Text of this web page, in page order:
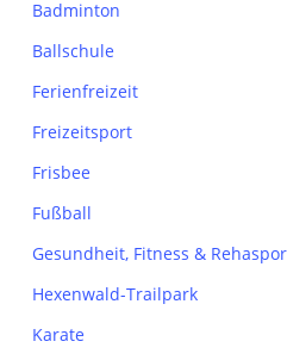
Badminton
Ballschule
Ferienfreizeit
Freizeitsport
Frisbee
Fußball
Gesundheit, Fitness &
Hexenwald-Trailpark
Karate